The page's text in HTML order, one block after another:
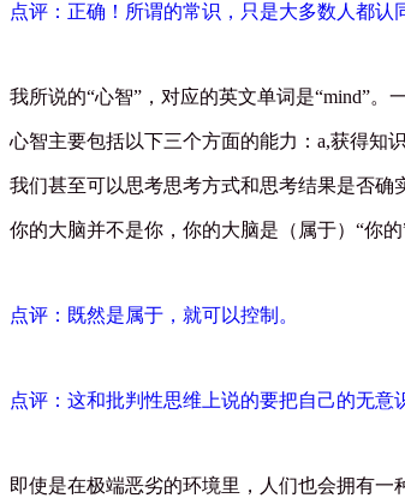
点评：正确！所谓的常识，只是大多数人都认
我所说的“心智” ，对应的英文单词是“mind”。
心智主要包括以下三个方面的能力： a,获得知识
我们甚至可以思考思考方式和思考结果是否确
你的大脑并不是你，你的大脑是（属于） “你的
点评：既然是属于，就可以控制。
点评：这和批判性思维上说的要把自己的无意
即使是在极端恶劣的环境里，人们也会拥有一